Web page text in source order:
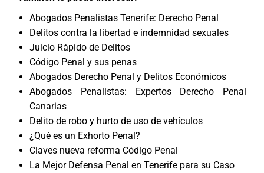
Abogados Penalistas Tenerife: Derecho Penal
Delitos contra la libertad e indemnidad sexuales
Juicio Rápido de Delitos
Código Penal y sus penas
Abogados Derecho Penal y Delitos Económicos
Abogados Penalistas: Expertos Derecho Penal
Canarias
Delito de robo y hurto de uso de vehículos
¿Qué es un Exhorto Penal?
Claves nueva reforma Código Penal
La Mejor Defensa Penal en Tenerife para su Caso